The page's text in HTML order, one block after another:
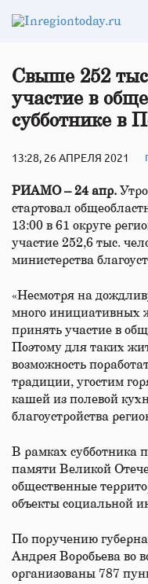
Свыше 252
участие в
субботнике в
13:28, 26 АПРЕЛЯ 2021
РИАМО – 24 апр.
стартовал
13:00 в 61 округе
участие 252,6 тыс.
министерства
«Несмотря на
много инициативных
принять участие в
Поэтому для таких
возможность
традиции, угостим
кашей из полевой
благоустройства
В рамках субботника
памяти Великой
общественные
объекты социальной
По поручению
Андрея Воробьева во
организованы 787